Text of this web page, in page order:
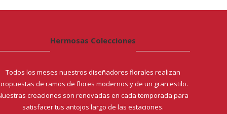
Hermosas Colecciones
Todos los meses nuestros diseñadores florales realizan
de ramos de flores modernos y de un gran estilo.
creaciones son renovadas en cada temporada para
satisfacer tus antojos largo de las estaciones.